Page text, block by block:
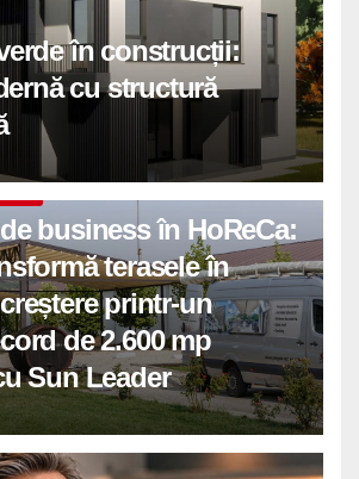
în construcții:
cu structură
business în HoReCa:
terasele în
printr-un
de 2.600 mp
Sun Leader